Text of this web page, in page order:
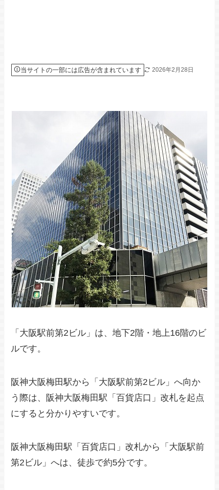
当サイトの一部には広告が含まれています 2026年2月28日
「大阪駅前第2ビル」は、地下2階・地上16階のビ
ルです。
阪神大阪梅田駅から「大阪駅前第2ビル」へ向か
う際は、阪神大阪梅田駅「百貨店口」改札を起点
にすると分かりやすいです。
阪神大阪梅田駅「百貨店口」改札から「大阪駅前
第2ビル」へは、徒歩で約5分です。